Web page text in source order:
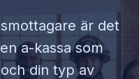
är det
a-kassa som
din typ av